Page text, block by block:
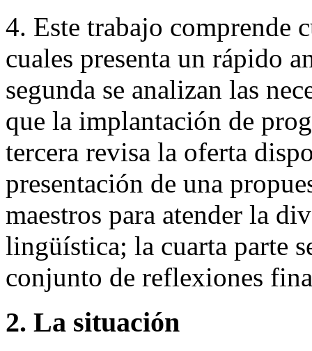
4. Este trabajo comprende
cuales presenta un rápido
segunda se analizan las
que la implantación de
tercera revisa la oferta
presentación de una
maestros para atender la
lingüística; la cuarta parte
conjunto de reflexiones
2. La situación